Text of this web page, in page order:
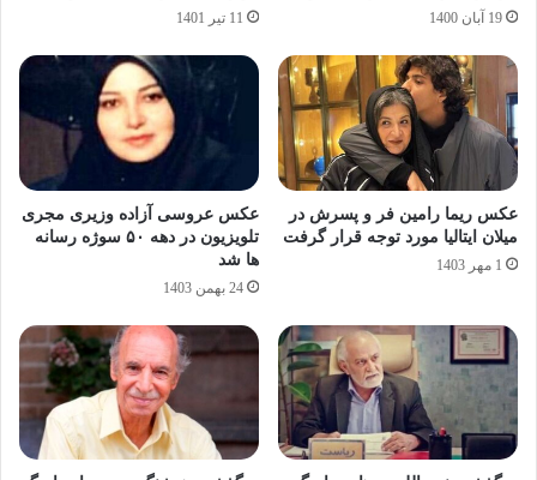
19 آبان 1400 11 تیر 1401
عکس ریما رامین‌ فر و پسرش در
میلان ایتالیا مورد توجه قرار گرفت
1 مهر 1403
عکس عروسی آزاده وزیری مجری
تلویزیون در دهه ۵۰ سوژه رسانه
ها شد
24 بهمن 1403